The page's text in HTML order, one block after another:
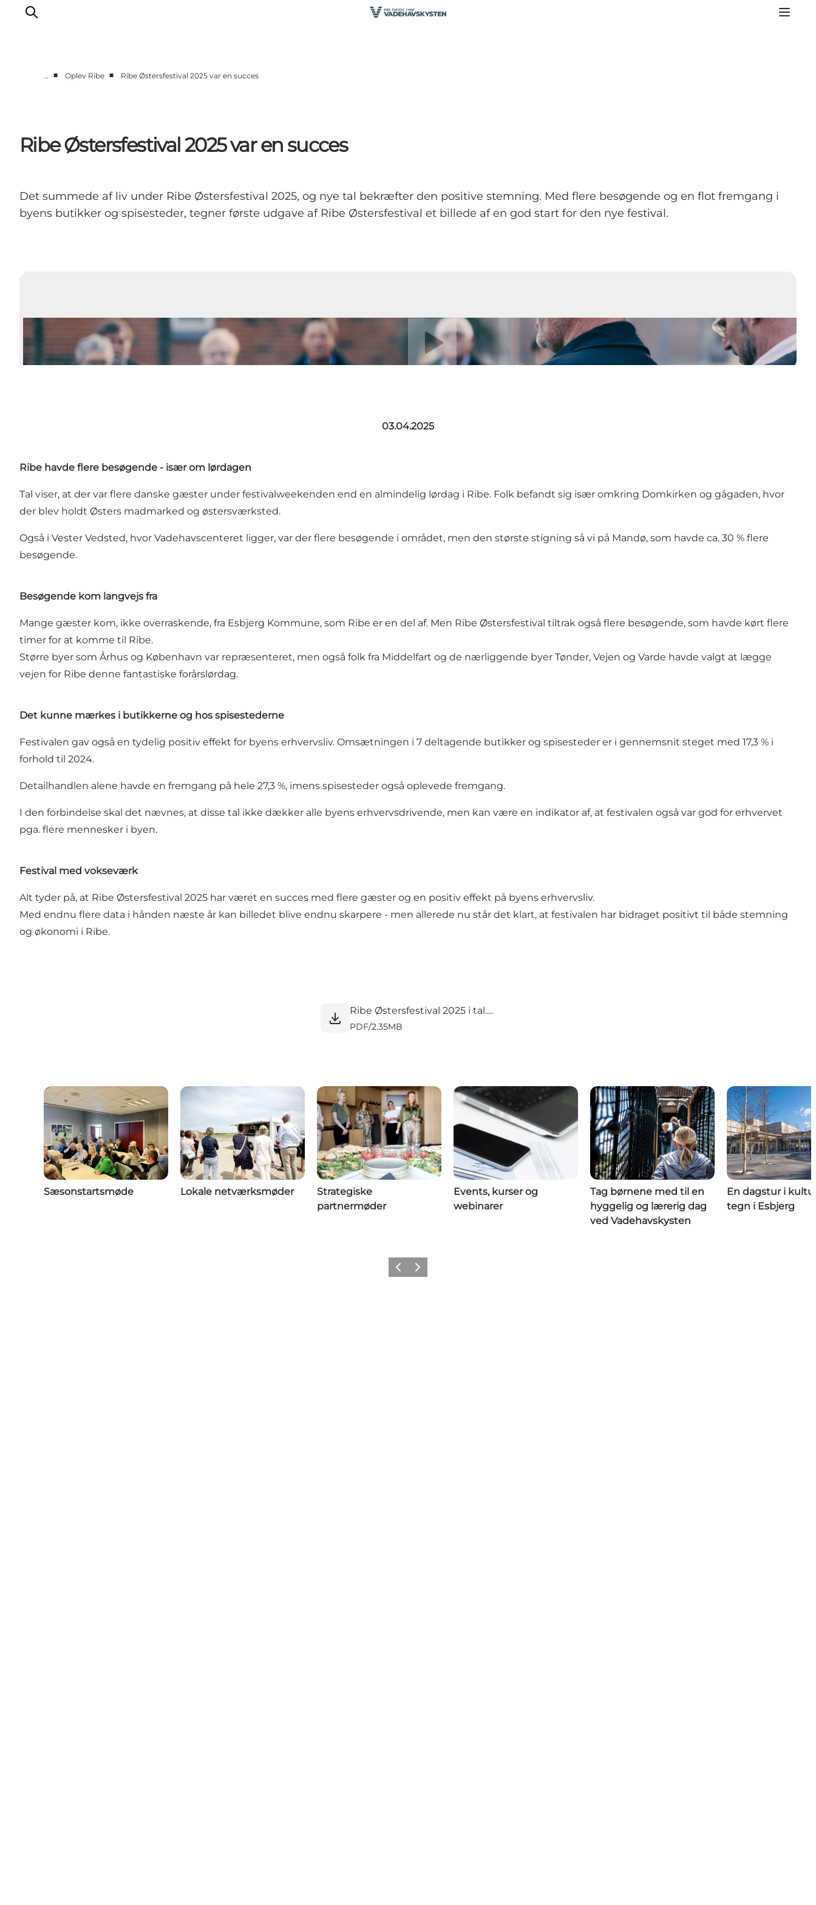
Oplev Fanø
Oplev Mandø
Det Sker
… ■ Oplev Ribe ■ Ribe Østersfestival 2025 var en succes
Ribe Østersfestival 2025 var en succes
Det summede af liv under Ribe Østersfestival 2025, og nye tal bekræfter den positive stemning. Med flere besøgende og en flot fremgang i
byens butikker og spisesteder, tegner første udgave af Ribe Østersfestival et billede af en god start for den nye festival.
Afspil video
03.04.2025
Ribe havde flere besøgende - især om lørdagen
Tal viser, at der var flere danske gæster under festivalweekenden end en almindelig lørdag i Ribe. Folk befandt sig især omkring Domkirken og gågaden, hvor
der blev holdt Østers madmarked og østersværksted.
Også i Vester Vedsted, hvor Vadehavscenteret ligger, var der flere besøgende i området, men den største stigning så vi på Mandø, som havde ca. 30 % flere
besøgende.
Besøgende kom langvejs fra
Mange gæster kom, ikke overraskende, fra Esbjerg Kommune, som Ribe er en del af. Men Ribe Østersfestival tiltrak også flere besøgende, som havde kørt flere
timer for at komme til Ribe.
Større byer som Århus og København var repræsenteret, men også folk fra Middelfart og de nærliggende byer Tønder, Vejen og Varde havde valgt at lægge
vejen for Ribe denne fantastiske forårslørdag.
Det kunne mærkes i butikkerne og hos spisestederne
Festivalen gav også en tydelig positiv effekt for byens erhvervsliv. Omsætningen i 7 deltagende butikker og spisesteder er i gennemsnit steget med 17,3 % i
forhold til 2024.
Detailhandlen alene havde en fremgang på hele 27,3 %, imens spisesteder også oplevede fremgang.
I den forbindelse skal det nævnes, at disse tal ikke dækker alle byens erhvervsdrivende, men kan være en indikator af, at festivalen også var god for erhvervet
pga. flere mennesker i byen.
Festival med vokseværk
Alt tyder på, at Ribe Østersfestival 2025 har været en succes med flere gæster og en positiv effekt på byens erhvervsliv.
Med endnu flere data i hånden næste år kan billedet blive endnu skarpere - men allerede nu står det klart, at festivalen har bidraget positivt til både stemning
og økonomi i Ribe.
Ribe Østersfestival 2025 i tal.pdf
PDF/2.35MB
Sæsonstartsmøde Lokale netværksmøder
Strategiske
partnermøder
Events, kurser og
webinarer
Tag børnene med til en
hyggelig og lærerig dag
ved Vadehavskysten
En dagstur i
tegn i Esbjerg
ForrigeNæste